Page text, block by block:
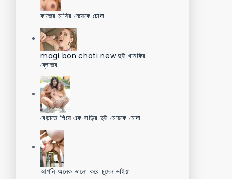
কাজের মাসির মেয়েকে চোদা
magi bon choti new দুই খানকির
ব্লোজব
বেড়াতে গিয়ে এক বাড়ির দুই মেয়েকে চোদা
আপনি অনেক ভালো করে চুদেন ভাইয়া